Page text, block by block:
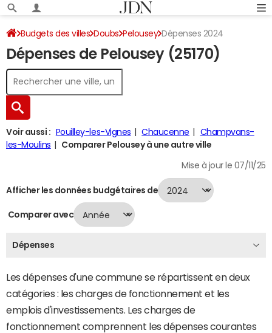
Budgets des villes Doubs Pelousey Dépenses 2024
Dépenses de Pelousey (25170)
Voir aussi : Pouilley-les-Vignes Chaucenne
Champvans-
les-Moulins
Comparer Pelousey à une autre ville
Mise à jour le 07/11/25
Afficher les données budgétaires de
Comparer avec
Dépenses
Les dépenses d'une commune se répartissent en deux
catégories : les charges de fonctionnement et les
emplois d'investissements. Les charges de
fonctionnement comprennent les dépenses courantes